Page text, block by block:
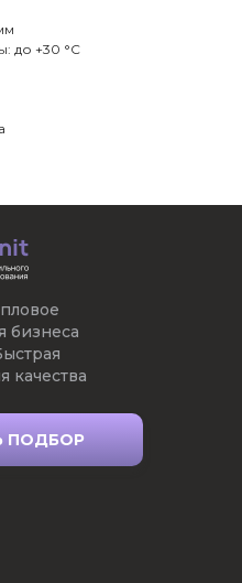
до +30 °С
бизнеса
качества
ПОДБОР